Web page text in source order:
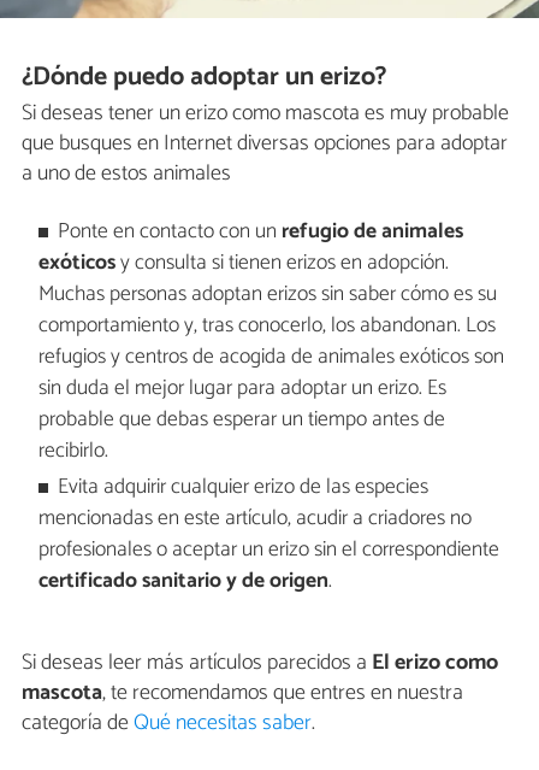
¿Dónde puedo adoptar un erizo?
Si deseas tener un erizo como mascota es muy probable
que busques en Internet diversas opciones para adoptar
a uno de estos animales
Ponte en contacto con un refugio de animales
exóticosy consulta si tienen erizos en adopción.
Muchas personas adoptan erizos sin saber cómo es su
comportamiento y, tras conocerlo, los abandonan. Los
refugios y centros de acogida de animales exóticos son
sin duda el mejor lugar para adoptar un erizo. Es
probable que debas esperar un tiempo antes de
recibirlo.
Evita adquirir cualquier erizo de las especies
mencionadas en este artículo, acudir a criadores no
profesionales o aceptar un erizo sin el correspondiente
certificado sanitario y de origen.
Si deseas leer más artículos parecidos a El erizo como
mascota, te recomendamos que entres en nuestra
categoría deQué necesitas saber.